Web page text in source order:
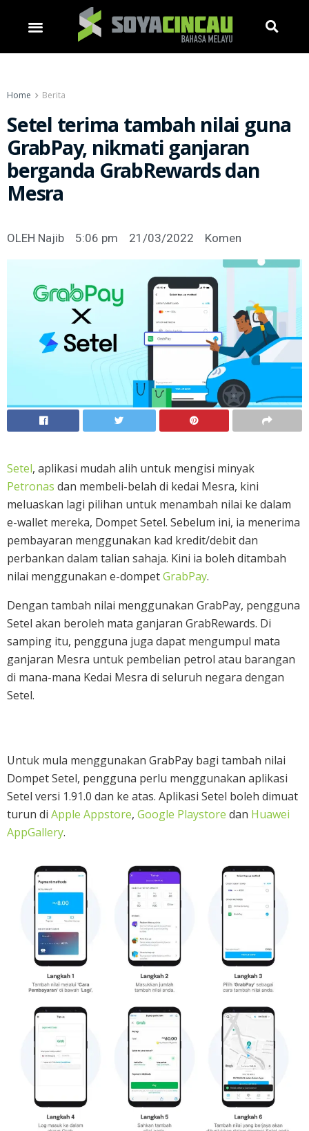
Home Berita
Setel terima tambah nilai guna
GrabPay, nikmati ganjaran
berganda GrabRewards dan
Mesra
OLEH Najib 5:06 pm 21/03/2022 Komen
Setel, aplikasi mudah alih untuk mengisi minyak
Petronas dan membeli-belah di kedai Mesra, kini
meluaskan lagi pilihan untuk menambah nilai ke dalam
e-wallet mereka, Dompet Setel. Sebelum ini, ia menerima
pembayaran menggunakan kad kredit/debit dan
perbankan dalam talian sahaja. Kini ia boleh ditambah
nilai menggunakan e-dompetGrabPay.
Dengan tambah nilai menggunakan GrabPay, pengguna
Setel akan beroleh mata ganjaran GrabRewards. Di
samping itu, pengguna juga dapat mengumpul mata
ganjaran Mesra untuk pembelian petrol atau barangan
di mana-mana Kedai Mesra di seluruh negara dengan
Setel.
Untuk mula menggunakan GrabPay bagi tambah nilai
Dompet Setel, pengguna perlu menggunakan aplikasi
Setel versi 1.91.0 dan ke atas. Aplikasi Setel boleh dimuat
turun di Apple Appstore, Google Playstore dan Huawei
AppGallery.